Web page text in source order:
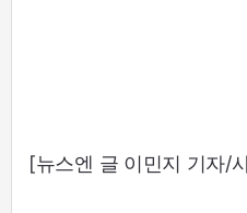
[뉴스엔 글 이민지 기자/